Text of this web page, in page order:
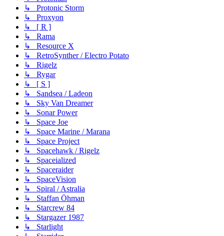
↳ Protonic Storm
↳ Proxyon
↳ [ R ]
↳ Rama
↳ Resource X
↳ RetroSynther / Electro Potato
↳ Rigelz
↳ Rygar
↳ [ S ]
↳ Sandsea / Ladeon
↳ Sky Van Dreamer
↳ Sonar Power
↳ Space Joe
↳ Space Marine / Marana
↳ Space Project
↳ Spacehawk / Rigelz
↳ Spaceialized
↳ Spaceraider
↳ SpaceVision
↳ Spiral / Astralia
↳ Staffan Öhman
↳ Starcrew 84
↳ Stargazer 1987
↳ Starlight